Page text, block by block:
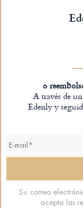
o
A través de
Edenly y
Su correo
acepta las